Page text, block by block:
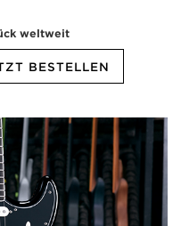
weltweit
BESTELLEN